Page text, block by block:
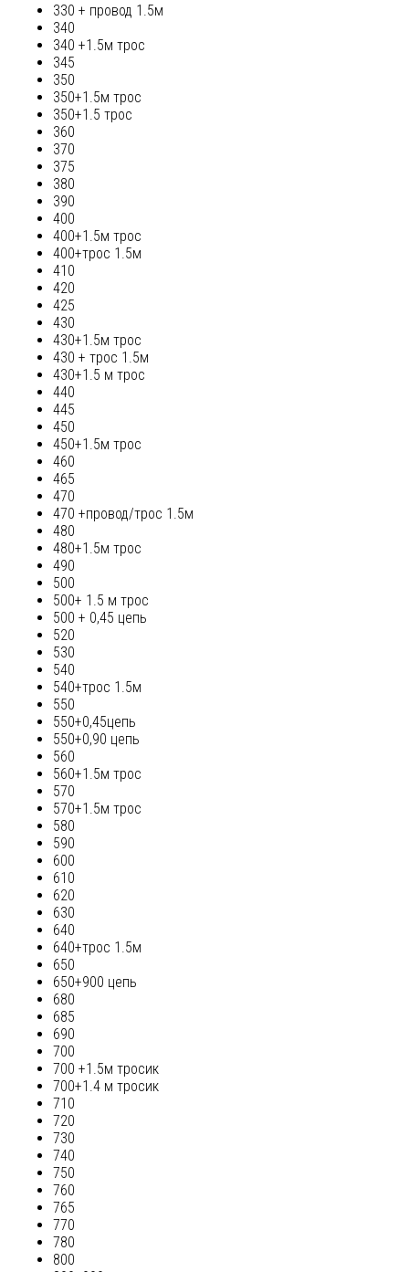
330 + провод 1.5м
340
340 +1.5м трос
345
350
350+1.5м трос
350+1.5 трос
360
370
375
380
390
400
400+1.5м трос
400+трос 1.5м
410
420
425
430
430+1.5м трос
430 + трос 1.5м
430+1.5 м трос
440
445
450
450+1.5м трос
460
465
470
470 +провод/трос 1.5м
480
480+1.5м трос
490
500
500+ 1.5 м трос
500 + 0,45 цепь
520
530
540
540+трос 1.5м
550
550+0,45цепь
550+0,90 цепь
560
560+1.5м трос
570
570+1.5м трос
580
590
600
610
620
630
640
640+трос 1.5м
650
650+900 цепь
680
685
690
700
700 +1.5м тросик
700+1.4 м тросик
710
720
730
740
750
760
765
770
780
800